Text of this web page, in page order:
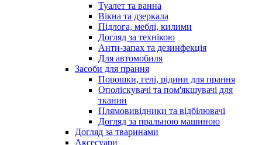
Туалет та ванна
Вікна та дзеркала
Підлога, меблі, килими
Догляд за технікою
Анти-запах та дезинфекція
Для автомобиля
Засоби для прання
Порошки, гелі, рідини для прання
Ополіскувачі та пом'якшувачі для
тканин
Плямовивідники та відбілювачі
Догляд за пральною машиною
Догляд за тваринами
Аксесуари